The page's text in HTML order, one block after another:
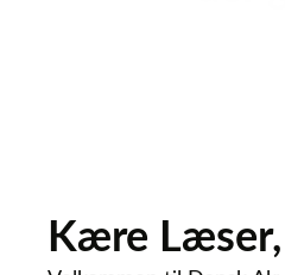
Kære Læser,